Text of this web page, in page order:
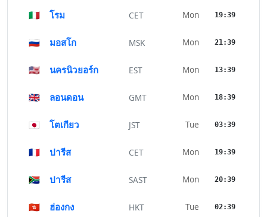
🇮🇹 โรม CET Mon 19:39
🇷🇺 มอสโก MSK Mon 21:39
🇺🇸 นครนิวยอร์ก EST Mon 13:39
🇬🇧 ลอนดอน GMT Mon 18:39
🇯🇵 โตเกียว JST Tue 03:39
🇫🇷 ปารีส CET Mon 19:39
🇿🇦 ปารีส SAST Mon 20:39
🇭🇰 ฮ่องกง HKT Tue 02:39